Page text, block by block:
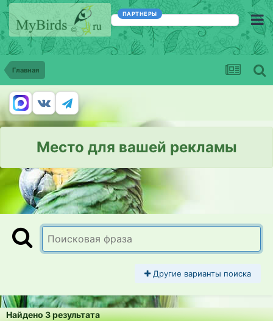
ПАРТНЕРЫ
Главная
Место для вашей рекламы
Другие варианты поиска
Найдено 3 результата